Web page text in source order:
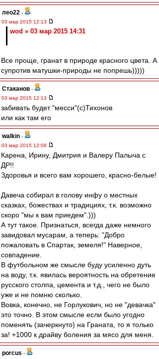
лео22 -
03 мар 2015 12:13
wod » 03 мар 2015 14:31
Все проще, гранат в природе красного цвета. А
супротив матушки-природы не попрешь)))))
Cтаканов -
03 мар 2015 12:13
забивать будет "месси"(с)Тихонов
или как там его
walkin -
03 мар 2015 12:08
Карена, Ирину, Дмитрия и Валеру Палыча с
ДР!!
Здоровья и всего вам хорошего, красно-белые!
Давеча собирал в голову инфу о местных
сказках, божествах и традициях, т.к. возможно
скоро "мы к вам приедем".)))
А тут такое. Признаться, всегда даже немного
завидовал мусарам, а теперь: "Добро
пожаловать в Спартак, земеля!" Наверное,
совпадение.
В футбольном же смысле буду усиленно дуть
на воду, т.к. явилась вероятность на обретение
русского столпа, цемента и т.д., чего не было
уже и не помню сколько.
Вовка, конечно, не Горлукович, но не "девачка"
это точно. В этом смысле если было угодно
поменять (зачеркнуто) на Граната, то я только
за! +1000 к драйву боления за мясо для меня.
porcus -